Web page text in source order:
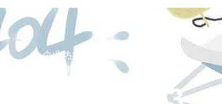
企业热线：
enterprise hotline: